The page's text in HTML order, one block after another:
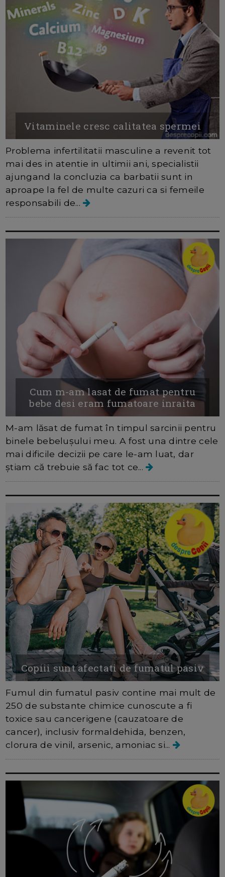
Vitaminele cresc calitatea spermei
Problema infertilitatii masculine a revenit tot
mai des in atentie in ultimii ani, specialistii
ajungand la concluzia ca barbatii sunt in
aproape la fel de multe cazuri ca si femeile
responsabili de...
Cum m-am lasat de fumat pentru
bebe desi eram fumatoare inraita
M-am lăsat de fumat în timpul sarcinii pentru
binele bebelușului meu. A fost una dintre cele
mai dificile decizii pe care le-am luat, dar
știam că trebuie să fac tot ce...
Copiii sunt afectati de fumatul pasiv
Fumul din fumatul pasiv contine mai mult de
250 de substante chimice cunoscute a fi
toxice sau cancerigene (cauzatoare de
cancer), inclusiv formaldehida, benzen,
clorura de vinil, arsenic, amoniac si...